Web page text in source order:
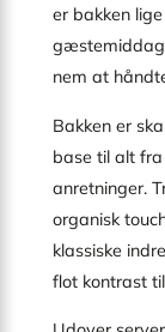
er bakken
nem at
Bakken er
base til alt
anretninger.
organisk
klassiske
flot kontrast